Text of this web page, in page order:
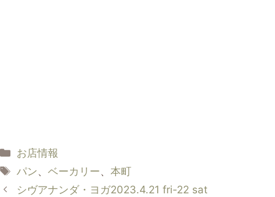
カ
テ
お店情報
タ
グ
パン、ベーカリー、本町
シヴアナンダ・ヨガ2023.4.21 fri-22 sat